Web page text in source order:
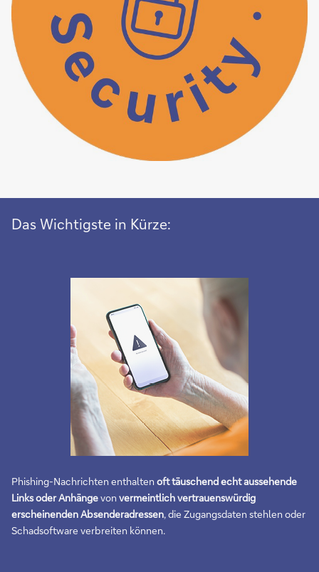
Das Wichtigste in Kürze:
Phishing-Nachrichten enthalten oft täuschend echt aussehende
Links oder Anhängevon vermeintlich vertrauenswürdig
erscheinenden Absenderadressen, die Zugangsdaten stehlen oder
Schadsoftware verbreiten können.